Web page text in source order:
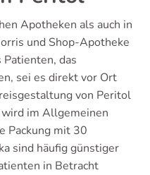
Apotheken als auch in
und Shop-Apotheke
das
sei es direkt vor Ort
von Peritol
im Allgemeinen
Packung mit 30
sind häufig günstiger
in Betracht